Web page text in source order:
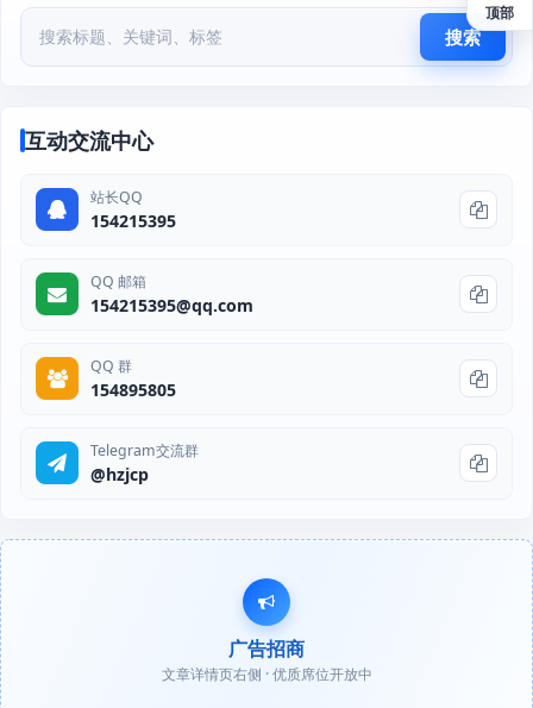
搜索
互动交流中心
站长QQ
154215395
QQ 邮箱
154215395@qq.com
QQ 群
154895805
Telegram交流群
@hzjcp
广告招商
文章详情页右侧 · 优质席位开放中
顶部